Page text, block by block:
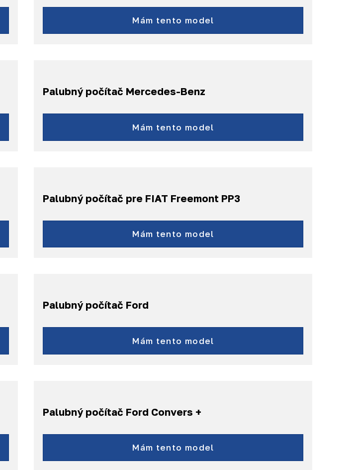
Pre obytné vozidlá:
Adria, Ahorn,
Bürstner, Citroën,
Peugeot, Pössl,
Mám tento model
Palubný počítač Mercedes-Benz
S
CL
a ďalšie...
Mám tento model
Palubný počítač pre FIAT Freemont PP3
Freemont
a ďalšie...
Mám tento model
Palubný počítač Ford
Focus
Mondeo
Galaxy
Mám tento model
Palubný počítač Ford Convers +
Mondeo
S-Max
Galaxy
Mám tento model